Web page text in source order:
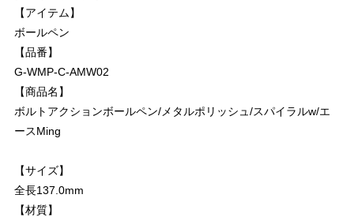
【アイテム】
ボールペン
【品番】
G-WMP-C-AMW02
【商品名】
ボルトアクションボールペン/メタルポリッシュ/スパイラルw/エ
ースMing
【サイズ】
全長137.0mm
【材質】